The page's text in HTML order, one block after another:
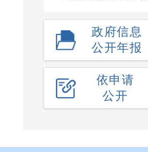
政府信息
公开年报
依申请
公开